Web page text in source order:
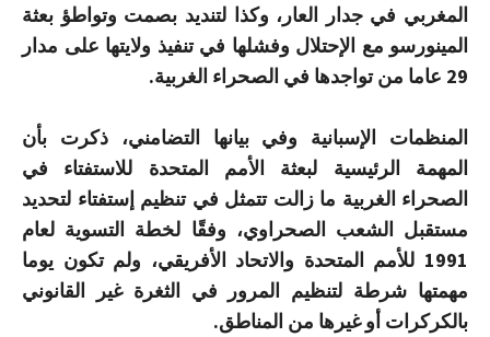
المغربي في جدار العار، وكذا لتنديد بصمت وتواطؤ بعثة
المينورسو مع الإحتلال وفشلها في تنفيذ ولايتها على مدار
29 عاما من تواجدها في الصحراء الغربية.
المنظمات الإسبانية وفي بيانها التضامني، ذكرت بأن
المهمة الرئيسية لبعثة الأمم المتحدة للاستفتاء في
الصحراء الغربية ما زالت تتمثل في تنظيم إستفتاء لتحديد
مستقبل الشعب الصحراوي، وفقًا لخطة التسوية لعام
1991 للأمم المتحدة والاتحاد الأفريقي، ولم تكون يوما
مهمتها شرطة لتنظيم المرور في الثغرة غير القانوني
بالكركرات أو غيرها من المناطق.